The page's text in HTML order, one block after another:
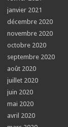
janvier 2021
décembre 2020
novembre 2020
octobre 2020
septembre 2020
août 2020
juillet 2020
juin 2020
mai 2020
avril 2020